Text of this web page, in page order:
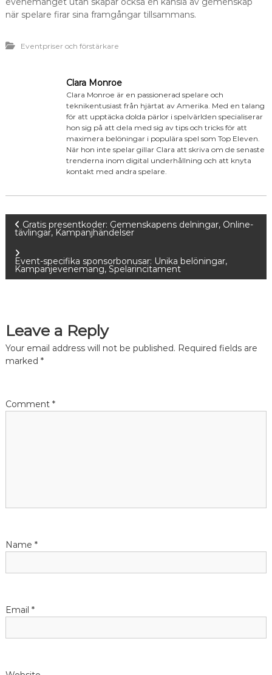
när spelare firar sina framgångar tillsammans.
Eventpriser och förstärkare
Clara Monroe
Clara Monroe är en passionerad spelare och
teknikentusiast från hjärtat av Amerika. Med en talang
för att upptäcka dolda pärlor i spelvärlden specialiserar
hon sig på att dela med sig av tips och tricks för att
maximera belöningar i populära spel som Top Eleven.
När hon inte spelar gillar Clara att skriva om de senaste
trenderna inom digital underhållning och att knyta
kontakt med andra spelare.
P
s
n
a
i
o
Gratis presentkoder: Gemenskapens delningar, Online-
tävlingar, Kampanjhändelser
Event-specifika sponsorbonusar: Unika belöningar,
Kampanjevenemang, Spelarincitament
Leave a Reply
Your email address will not be published. Required fields are
marked *
Comment *
Name *
Email *